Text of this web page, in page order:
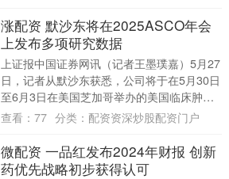
涨配资 默沙东将在2025ASCO年会
上发布多项研究数据
上证报中国证券网讯（记者王墨璞嘉）5月27
日，记者从默沙东获悉，公司将于在5月30日
至6月3日在美国芝加哥举办的美国临床肿瘤
学会（ASCO）年会上，发布产品组合....
查看： 77 分类： 配资资深炒股配资门户
微配资 一品红发布2024年财报 创新
药优先战略初步获得认可